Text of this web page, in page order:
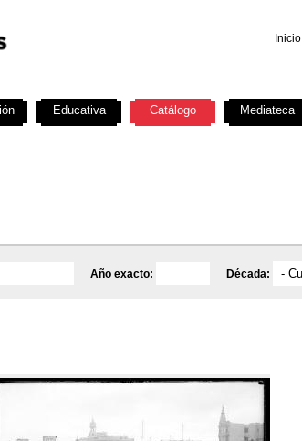
Inicio
Año exacto: Década:
Educativa Catálogo Mediateca